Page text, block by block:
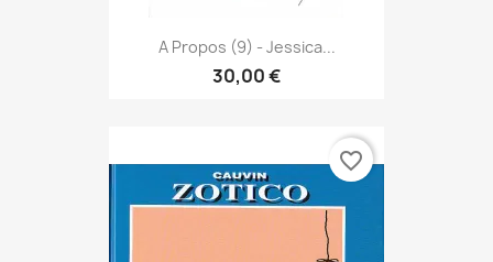
A Propos (9) - Jessica...
30,00 €
favorite_border